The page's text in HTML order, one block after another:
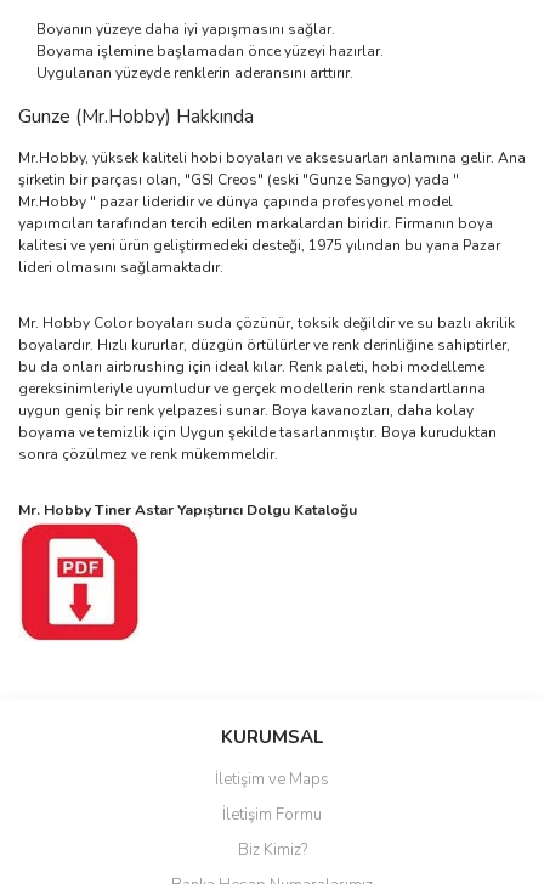
Boyanın yüzeye daha iyi yapışmasını sağlar.
Boyama işlemine başlamadan önce yüzeyi hazırlar.
Uygulanan yüzeyde renklerin aderansını arttırır.
Gunze (Mr.Hobby) Hakkında
Mr.Hobby, yüksek kaliteli hobi boyaları ve aksesuarları anlamına gelir. Ana
şirketin bir parçası olan, "GSI Creos" (eski "Gunze Sangyo) yada "
Mr.Hobby " pazar lideridir ve dünya çapında profesyonel model
yapımcıları tarafından tercih edilen markalardan biridir. Firmanın boya
kalitesi ve yeni ürün geliştirmedeki desteği, 1975 yılından bu yana Pazar
lideri olmasını sağlamaktadır.
Mr. Hobby Color boyaları suda çözünür, toksik değildir ve su bazlı akrilik
boyalardır. Hızlı kururlar, düzgün örtülürler ve renk derinliğine sahiptirler,
bu da onları airbrushing için ideal kılar. Renk paleti, hobi modelleme
gereksinimleriyle uyumludur ve gerçek modellerin renk standartlarına
uygun geniş bir renk yelpazesi sunar. Boya kavanozları, daha kolay
boyama ve temizlik için Uygun şekilde tasarlanmıştır. Boya kuruduktan
sonra çözülmez ve renk mükemmeldir.
Mr. Hobby Tiner Astar Yapıştırıcı Dolgu Kataloğu
Bu ürüne ilk yorumu siz yapın!
Yorum Yaz
KURUMSAL
İletişim ve Maps
İletişim Formu
Biz Kimiz?